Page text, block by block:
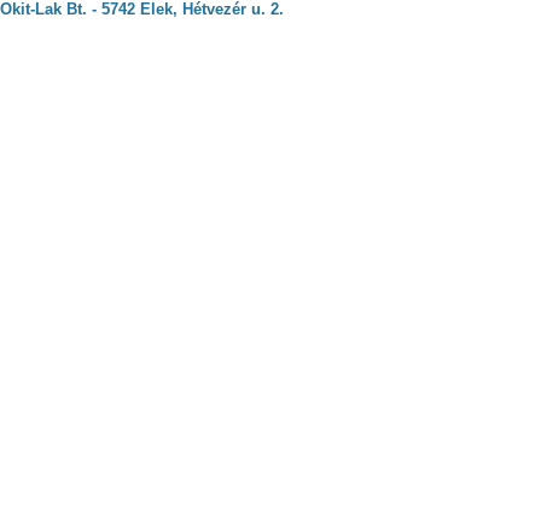
Okit-Lak Bt. - 5742 Elek, Hétvezér u. 2.